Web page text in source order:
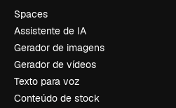
Spaces
Assistente de IA
Gerador de imagens
Gerador de vídeos
Texto para voz
Conteúdo de stock